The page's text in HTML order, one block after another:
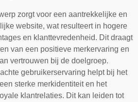
zorgt voor een aantrekkelijke en
website, wat resulteert in hogere
en klanttevredenheid. Dit draagt
van een positieve merkervaring en
vertrouwen bij de doelgroep.
gebruikerservaring helpt bij het
sterke merkidentiteit en het
klantrelaties. Dit kan leiden tot